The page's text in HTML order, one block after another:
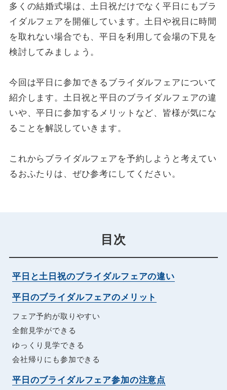
多くの結婚式場は、土日祝だけでなく平日にもブラ
イダルフェアを開催しています。土日や祝日に時間
を取れない場合でも、平日を利用して会場の下見を
検討してみましょう。
今回は平日に参加できるブライダルフェアについて
紹介します。土日祝と平日のブライダルフェアの違
いや、平日に参加するメリットなど、皆様が気にな
ることを解説していきます。
これからブライダルフェアを予約しようと考えてい
るおふたりは、ぜひ参考にしてください。
目次
平日と土日祝のブライダルフェアの違い
平日のブライダルフェアのメリット
フェア予約が取りやすい
全館見学ができる
ゆっくり見学できる
会社帰りにも参加できる
平日のブライダルフェア参加の注意点